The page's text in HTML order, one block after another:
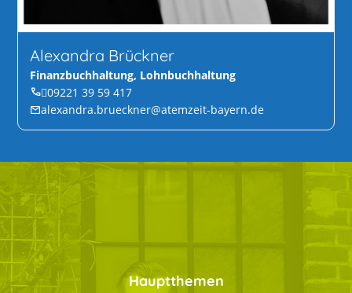
Alexandra Brückner
Finanzbuchhaltung, Lohnbuchhaltung
09221 39 59 417
alexandra.brueckner@atemzeit-bayern.de
Hauptthemen